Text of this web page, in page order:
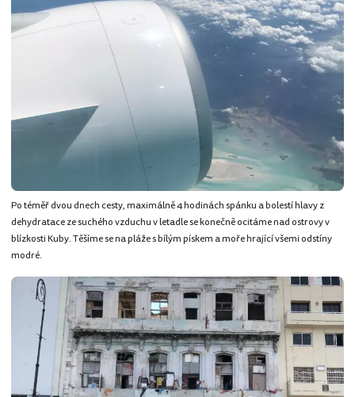
Po téměř dvou dnech cesty, maximálně 4 hodinách spánku a bolestí hlavy z
dehydratace ze suchého vzduchu v letadle se konečně ocitáme nad ostrovy v
blízkosti Kuby. Těšíme se na pláže s bílým pískem a moře hrající všemi odstíny
modré.